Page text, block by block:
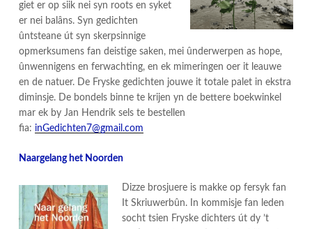
giet er op siik nei syn roots en syket
er nei balâns. Syn gedichten
ûntsteane út syn skerpsinnige
opmerksumens fan deistige saken, mei ûnderwerpen as hope,
ûnwennigens en ferwachting, en ek mimeringen oer it leauwe
en de natuer. De Fryske gedichten jouwe it totale palet in ekstra
diminsje. De bondels binne te krijen yn de bettere boekwinkel
mar ek by Jan Hendrik sels te bestellen
fia: inGedichten7@gmail.com
Naargelang het Noorden
Dizze brosjuere is makke op fersyk fan
It Skriuwerbûn. In kommisje fan leden
socht tsien Fryske dichters út dy ’t